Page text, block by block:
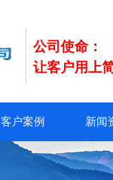
公司使命：
让客户用上
客户案例 新闻